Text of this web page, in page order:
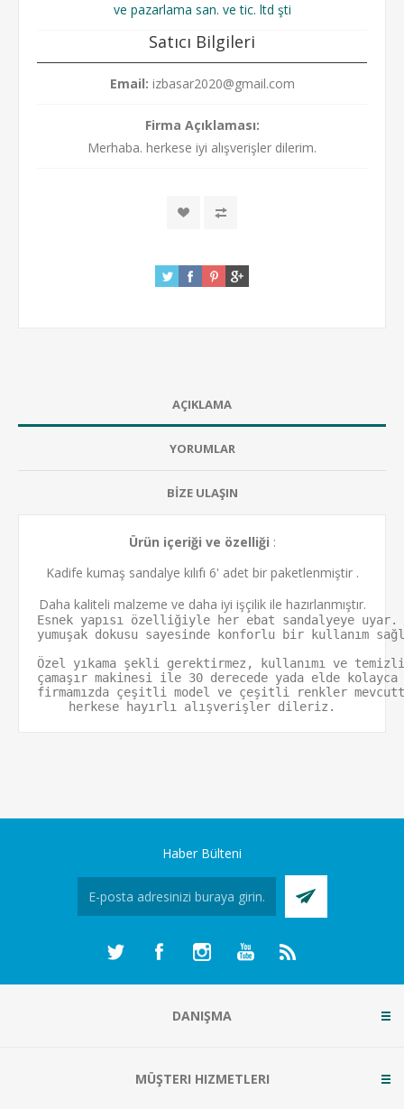
ve pazarlama san. ve tic. ltd şti
Satıcı Bilgileri
Email: izbasar2020@gmail.com
Firma Açıklaması:
Merhaba. herkese iyi alışverişler dilerim.
AÇIKLAMA
YORUMLAR
BİZE ULAŞIN
Ürün içeriği ve özelliği :
Kadife kumaş sandalye kılıfı 6' adet bir paketlenmiştir .
Daha kaliteli malzeme ve daha iyi işçilik ile hazırlanmıştır.
Esnek yapısı özelliğiyle her ebat sandalyeye uyar.
yumuşak dokusu sayesinde konforlu bir kullanım
Özel yıkama şekli gerektirmez, kullanımı ve
firmamızda çeşitli model ve çeşitli renkler
herkese hayırlı alışverişler dileriz.
Haber Bülteni
DANIŞMA
MÜŞTERI HIZMETLERI